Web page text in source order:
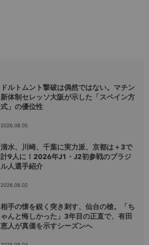
ドルトムント撃破は偶然ではない。マチン
新体制セレッソ大阪が示した「スペイン方
式」の優位性
2026.08.05
清水、川崎、千葉に実力派、京都は＋3で
計9人に！2026年J1・J2初参戦のブラジ
ル人選手紹介
2026.08.02
相手の懐を鋭く突き刺す、仙台の槍。「ち
ゃんと悔しかった」3年目の正直で、有田
恵人が真価を示すシーズンへ